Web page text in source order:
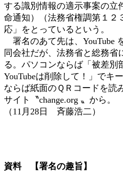
する識別情報の適示事案の立
命通知）（法務省権調第１２
応」をとっているという。
署名のあて先は、YouTube
同会社だが、法務省と総務省
る。パソコンならば「被差別
YouTubeは削除して！」でキ
ならば紙面のＱＲコードを読
サイト〝change.org 〟から。
（11月28日 斉藤浩二）
資料 【署名の趣旨】